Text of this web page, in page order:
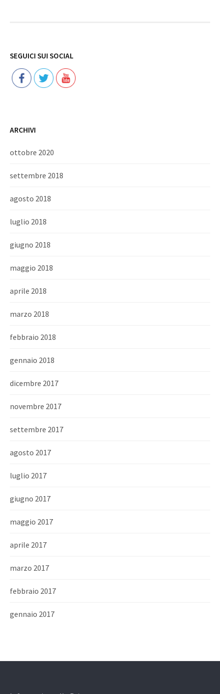
SEGUICI SUI SOCIAL
ARCHIVI
ottobre 2020
settembre 2018
agosto 2018
luglio 2018
giugno 2018
maggio 2018
aprile 2018
marzo 2018
febbraio 2018
gennaio 2018
dicembre 2017
novembre 2017
settembre 2017
agosto 2017
luglio 2017
giugno 2017
maggio 2017
aprile 2017
marzo 2017
febbraio 2017
gennaio 2017